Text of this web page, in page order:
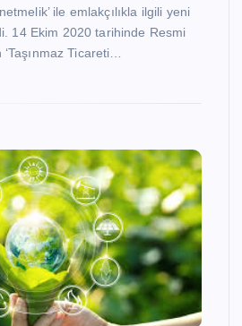
ile emlakçılıkla ilgili yeni
14 Ekim 2020 tarihinde Resmi
Ticareti…